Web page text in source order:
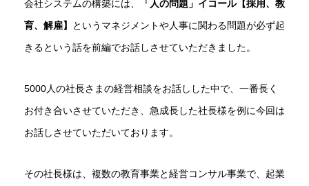
会社システムの構築には、
「人の問題」イコール【採用、教
育、解雇】
というマネジメントや人事に関わる問題が必ず起
きるという話を前編でお話しさせていただきました。
5000人の社長さまの経営相談をお話しした中で、一番長く
お付き合いさせていただき、急成長した社長様を例に今回は
お話しさせていただいております。
その社長様は、複数の教育事業と経営コンサル事業で、起業